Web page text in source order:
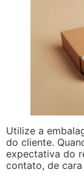
Utilize a
do cliente.
expectativa do
contato, de